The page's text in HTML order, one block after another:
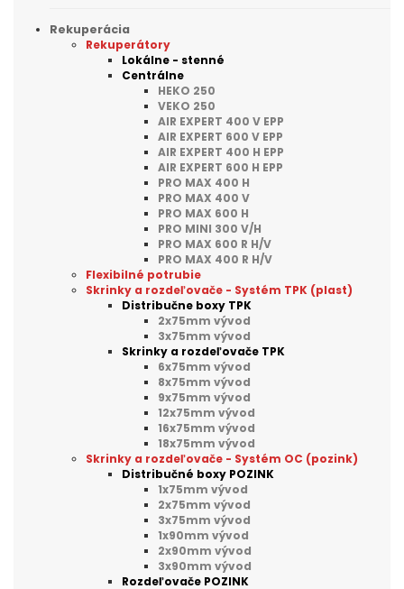
Rekuperácia
Rekuperátory
Lokálne - stenné
Centrálne
HEKO 250
VEKO 250
AIR EXPERT 400 V EPP
AIR EXPERT 600 V EPP
AIR EXPERT 400 H EPP
AIR EXPERT 600 H EPP
PRO MAX 400 H
PRO MAX 400 V
PRO MAX 600 H
PRO MINI 300 V/H
PRO MAX 600 R H/V
PRO MAX 400 R H/V
Flexibilné potrubie
Skrinky a rozdeľovače - Systém TPK (plast)
Distribučne boxy TPK
2x75mm vývod
3x75mm vývod
Skrinky a rozdeľovače TPK
6x75mm vývod
8x75mm vývod
9x75mm vývod
12x75mm vývod
16x75mm vývod
18x75mm vývod
Skrinky a rozdeľovače - Systém OC (pozink)
Distribučné boxy POZINK
1x75mm vývod
2x75mm vývod
3x75mm vývod
1x90mm vývod
2x90mm vývod
3x90mm vývod
Rozdeľovače POZINK